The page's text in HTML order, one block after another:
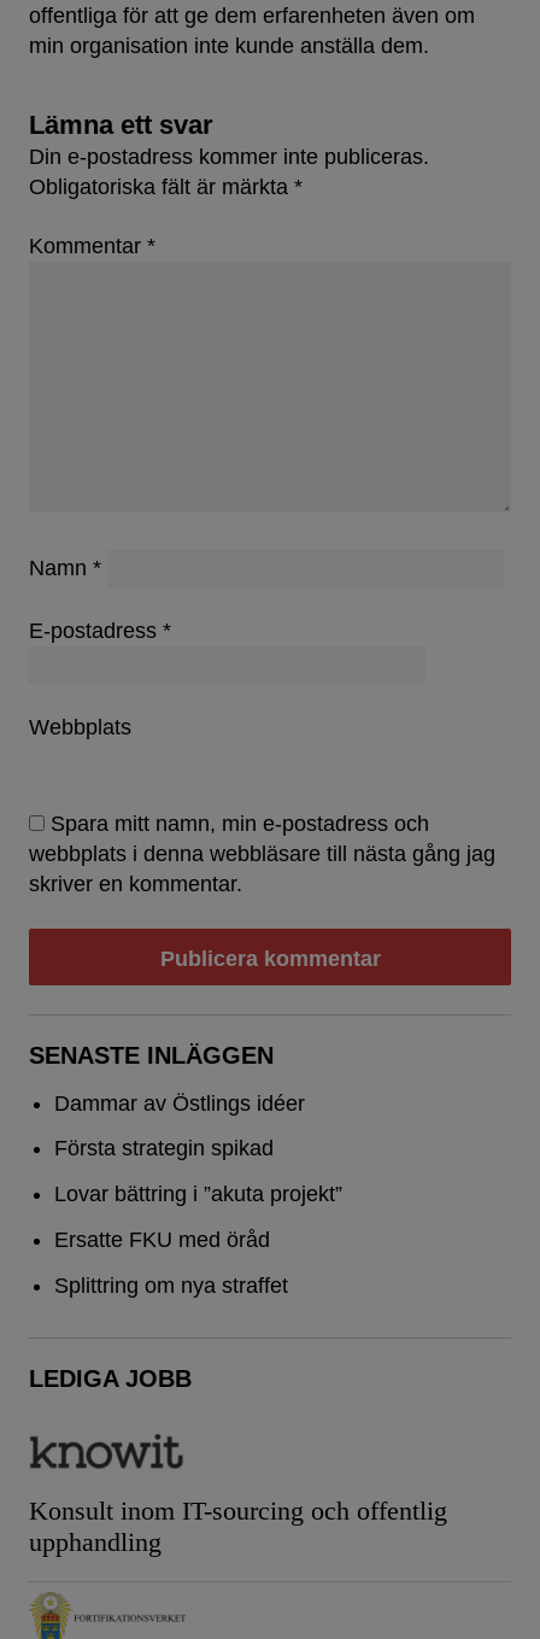
offentliga för att ge dem erfarenheten även om
min organisation inte kunde anställa dem.
Lämna ett svar
Din e-postadress kommer inte publiceras.
Obligatoriska fält är märkta *
Kommentar *
Namn *
E-postadress *
Webbplats
Spara mitt namn, min e-postadress och
webbplats i denna webbläsare till nästa gång jag
skriver en kommentar.
SENASTE INLÄGGEN
Dammar av Östlings idéer
Första strategin spikad
Lovar bättring i ”akuta projekt”
Ersatte FKU med öråd
Splittring om nya straffet
LEDIGA JOBB
Konsult inom IT-sourcing och offentlig
upphandling